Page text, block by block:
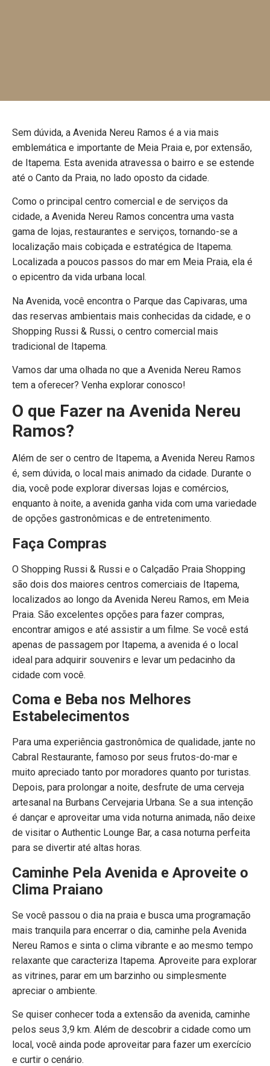
Sem dúvida, a Avenida Nereu Ramos é a via mais
emblemática e importante de Meia Praia e, por extensão,
de Itapema. Esta avenida atravessa o bairro e se estende
até o Canto da Praia, no lado oposto da cidade.
Como o principal centro comercial e de serviços da
cidade, a Avenida Nereu Ramos concentra uma vasta
gama de lojas, restaurantes e serviços, tornando-se a
localização mais cobiçada e estratégica de Itapema.
Localizada a poucos passos do mar em Meia Praia, ela é
o epicentro da vida urbana local.
Na Avenida, você encontra o Parque das Capivaras, uma
das reservas ambientais mais conhecidas da cidade, e o
Shopping Russi & Russi, o centro comercial mais
tradicional de Itapema.
Vamos dar uma olhada no que a Avenida Nereu Ramos
tem a oferecer? Venha explorar conosco!
O que Fazer na Avenida Nereu
Ramos?
Além de ser o centro de Itapema, a Avenida Nereu Ramos
é, sem dúvida, o local mais animado da cidade. Durante o
dia, você pode explorar diversas lojas e comércios,
enquanto à noite, a avenida ganha vida com uma variedade
de opções gastronômicas e de entretenimento.
Faça Compras
O Shopping Russi & Russi e o Calçadão Praia Shopping
são dois dos maiores centros comerciais de Itapema,
localizados ao longo da Avenida Nereu Ramos, em Meia
Praia. São excelentes opções para fazer compras,
encontrar amigos e até assistir a um filme. Se você está
apenas de passagem por Itapema, a avenida é o local
ideal para adquirir souvenirs e levar um pedacinho da
cidade com você.
Coma e Beba nos Melhores
Estabelecimentos
Para uma experiência gastronômica de qualidade, jante no
Cabral Restaurante, famoso por seus frutos-do-mar e
muito apreciado tanto por moradores quanto por turistas.
Depois, para prolongar a noite, desfrute de uma cerveja
artesanal na Burbans Cervejaria Urbana. Se a sua intenção
é dançar e aproveitar uma vida noturna animada, não deixe
de visitar o Authentic Lounge Bar, a casa noturna perfeita
para se divertir até altas horas.
Caminhe Pela Avenida e Aproveite o
Clima Praiano
Se você passou o dia na praia e busca uma programação
mais tranquila para encerrar o dia, caminhe pela Avenida
Nereu Ramos e sinta o clima vibrante e ao mesmo tempo
relaxante que caracteriza Itapema. Aproveite para explorar
as vitrines, parar em um barzinho ou simplesmente
apreciar o ambiente.
Se quiser conhecer toda a extensão da avenida, caminhe
pelos seus 3,9 km. Além de descobrir a cidade como um
local, você ainda pode aproveitar para fazer um exercício
e curtir o cenário.